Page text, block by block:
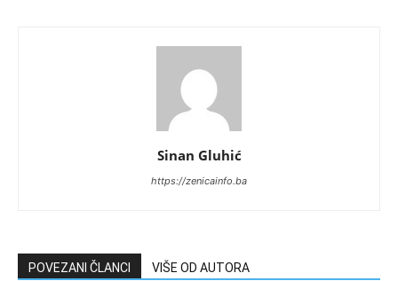
Sinan Gluhić
https://zenicainfo.ba
POVEZANI ČLANCI VIŠE OD AUTORA